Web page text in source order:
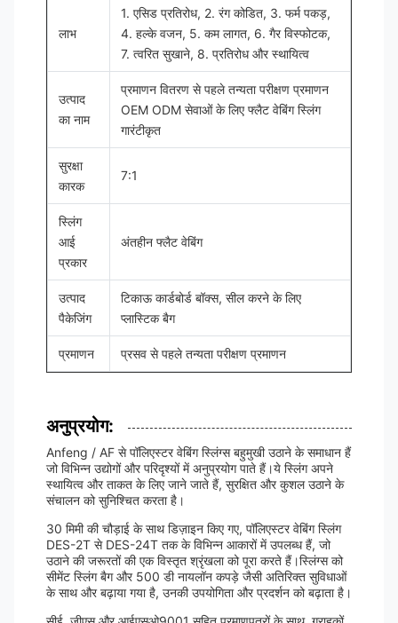
लाभ
1. एसिड प्रतिरोध, 2. रंग कोडित, 3. फर्म पकड़,
4. हल्के वजन, 5. कम लागत, 6. गैर विस्फोटक,
7. त्वरित सुखाने, 8. प्रतिरोध और स्थायित्व
उत्पाद
का नाम
प्रमाणन वितरण से पहले तन्यता परीक्षण प्रमाणन
OEM ODM सेवाओं के लिए फ्लैट वेबिंग स्लिंग
गारंटीकृत
सुरक्षा
कारक
7:1
स्लिंग
आई
प्रकार
अंतहीन फ्लैट वेबिंग
उत्पाद
पैकेजिंग
टिकाऊ कार्डबोर्ड बॉक्स, सील करने के लिए
प्लास्टिक बैग
प्रमाणन प्रसव से पहले तन्यता परीक्षण प्रमाणन
अनुप्रयोग:
Anfeng / AF से पॉलिएस्टर वेबिंग स्लिंग्स बहुमुखी उठाने के समाधान हैं
जो विभिन्न उद्योगों और परिदृश्यों में अनुप्रयोग पाते हैं।ये स्लिंग अपने
स्थायित्व और ताकत के लिए जाने जाते हैं, सुरक्षित और कुशल उठाने के
संचालन को सुनिश्चित करता है।
30 मिमी की चौड़ाई के साथ डिज़ाइन किए गए, पॉलिएस्टर वेबिंग स्लिंग
DES-2T से DES-24T तक के विभिन्न आकारों में उपलब्ध हैं, जो
उठाने की जरूरतों की एक विस्तृत श्रृंखला को पूरा करते हैं।स्लिंग्स को
सीमेंट स्लिंग बैग और 500 डी नायलॉन कपड़े जैसी अतिरिक्त सुविधाओं
के साथ और बढ़ाया गया है, उनकी उपयोगिता और प्रदर्शन को बढ़ाता है।